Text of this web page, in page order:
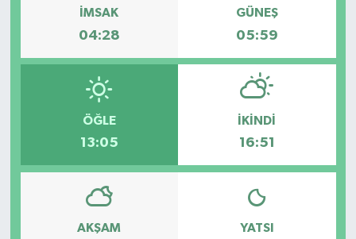
İMSAK
04:28
GÜNEŞ
05:59
ÖĞLE
13:05
İKINDI
16:51
AKŞAM YATSI
BİLİM VE TEKNOLOJİ
Düzce
Ekonomi
Genel